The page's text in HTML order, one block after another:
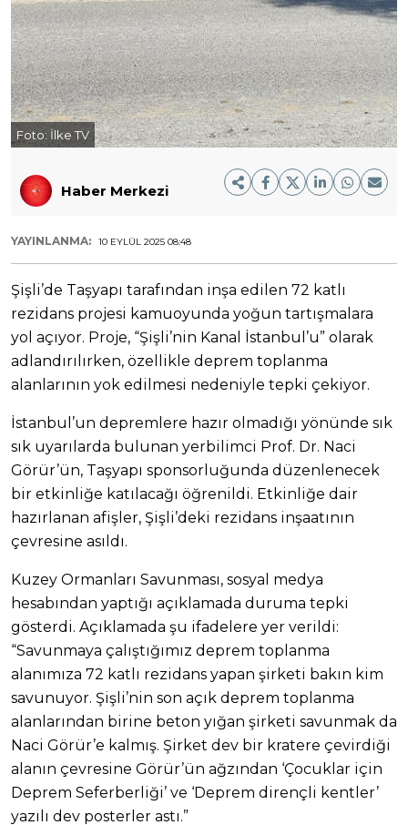
Foto: İlke TV
Haber Merkezi
YAYINLANMA: 10 EYLÜL 2025 08:48
Şişli’de Taşyapı tarafından inşa edilen 72 katlı
rezidans projesi kamuoyunda yoğun tartışmalara
yol açıyor. Proje, “Şişli’nin Kanal İstanbul’u” olarak
adlandırılırken, özellikle deprem toplanma
alanlarının yok edilmesi nedeniyle tepki çekiyor.
İstanbul’un depremlere hazır olmadığı yönünde sık
sık uyarılarda bulunan yerbilimci Prof. Dr. Naci
Görür’ün, Taşyapı sponsorluğunda düzenlenecek
bir etkinliğe katılacağı öğrenildi. Etkinliğe dair
hazırlanan afişler, Şişli’deki rezidans inşaatının
çevresine asıldı.
Kuzey Ormanları Savunması, sosyal medya
hesabından yaptığı açıklamada duruma tepki
gösterdi. Açıklamada şu ifadelere yer verildi:
“Savunmaya çalıştığımız deprem toplanma
alanımıza 72 katlı rezidans yapan şirketi bakın kim
savunuyor. Şişli’nin son açık deprem toplanma
alanlarından birine beton yığan şirketi savunmak da
Naci Görür’e kalmış. Şirket dev bir kratere çevirdiği
alanın çevresine Görür’ün ağzından ‘Çocuklar için
Deprem Seferberliği’ ve ‘Deprem dirençli kentler’
yazılı dev posterler astı.”